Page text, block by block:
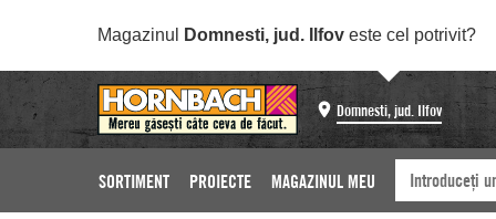
Magazinul Domnesti, jud. Ilfov este cel potrivit?
Domnesti, jud. Ilfov
SORTIMENT PROIECTE MAGAZINUL MEU